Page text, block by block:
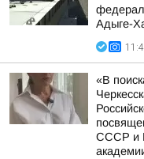
Адыге-
«В
СССР и